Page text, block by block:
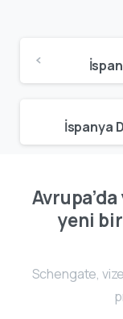
yeni
Schengate,